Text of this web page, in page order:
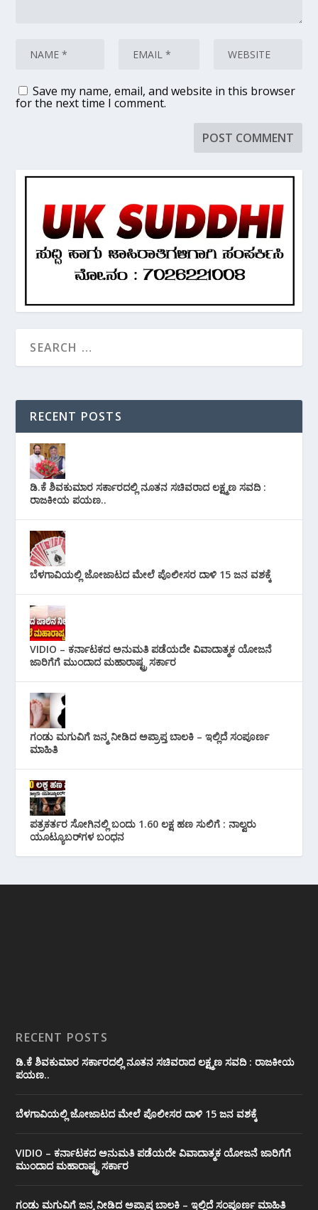
Save my name, email, and website in this browser
for the next time I comment.
RECENT POSTS
ಡಿ.ಕೆ ಶಿವಕುಮಾರ ಸರ್ಕಾರದಲ್ಲಿ ನೂತನ ಸಚಿವರಾದ ಲಕ್ಷ್ಮಣ ಸವದಿ :
ರಾಜಕೀಯ ಪಯಣ..
ಬೆಳಗಾವಿಯಲ್ಲಿ ಜೋಜಾಟದ ಮೇಲೆ ಪೊಲೀಸರ ದಾಳಿ 15 ಜನ ವಶಕ್ಕೆ
VIDIO – ಕರ್ನಾಟಕದ ಅನುಮತಿ ಪಡೆಯದೇ ವಿವಾದಾತ್ಮಕ ಯೋಜನೆ
ಜಾರಿಗೆಗೆ ಮುಂದಾದ ಮಹಾರಾಷ್ಟ್ರ ಸರ್ಕಾರ
ಗಂಡು ಮಗುವಿಗೆ ಜನ್ಮ ನೀಡಿದ ಅಪ್ರಾಪ್ತ ಬಾಲಕಿ – ಇಲ್ಲಿದೆ ಸಂಪೂರ್ಣ
ಮಾಹಿತಿ
ಪತ್ರಕರ್ತರ ಸೋಗಿನಲ್ಲಿ ಬಂದು 1.60 ಲಕ್ಷ ಹಣ ಸುಲಿಗೆ : ನಾಲ್ವರು
ಯೂಟ್ಯೂಬರ್‌ಗಳ ಬಂಧನ
RECENT POSTS
ಡಿ.ಕೆ ಶಿವಕುಮಾರ ಸರ್ಕಾರದಲ್ಲಿ ನೂತನ ಸಚಿವರಾದ ಲಕ್ಷ್ಮಣ ಸವದಿ : ರಾಜಕೀಯ
ಪಯಣ..
ಬೆಳಗಾವಿಯಲ್ಲಿ ಜೋಜಾಟದ ಮೇಲೆ ಪೊಲೀಸರ ದಾಳಿ 15 ಜನ ವಶಕ್ಕೆ
VIDIO – ಕರ್ನಾಟಕದ ಅನುಮತಿ ಪಡೆಯದೇ ವಿವಾದಾತ್ಮಕ ಯೋಜನೆ ಜಾರಿಗೆಗೆ
ಮುಂದಾದ ಮಹಾರಾಷ್ಟ್ರ ಸರ್ಕಾರ
ಗಂಡು ಮಗುವಿಗೆ ಜನ್ಮ ನೀಡಿದ ಅಪ್ರಾಪ್ತ ಬಾಲಕಿ – ಇಲ್ಲಿದೆ ಸಂಪೂರ್ಣ ಮಾಹಿತಿ